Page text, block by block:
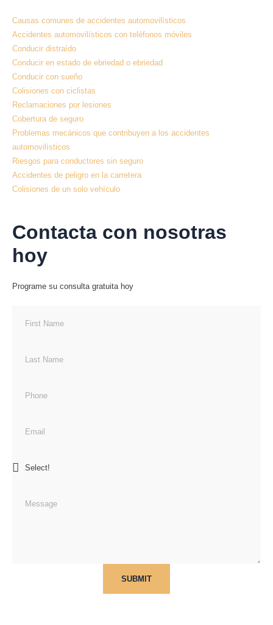
Causas comunes de accidentes automovilísticos
Accidentes automovilísticos con teléfonos móviles
Conducir distraído
Conducir en estado de ebriedad o ebriedad
Conducir con sueño
Colisiones con ciclistas
Reclamaciones por lesiones
Cobertura de seguro
Problemas mecánicos que contribuyen a los accidentes
automovilísticos
Riesgos para conductores sin seguro
Accidentes de peligro en la carretera
Colisiones de un solo vehículo
Contacta con nosotras
hoy
Programe su consulta gratuita hoy
SUBMIT